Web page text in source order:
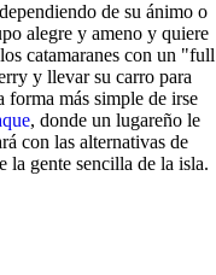
de su ánimo o
alegre y ameno y quiere
catamaranes con un "full
y llevar su carro para
forma más simple de irse
, donde un lugareño le
con las alternativas de
la gente sencilla de la isla.